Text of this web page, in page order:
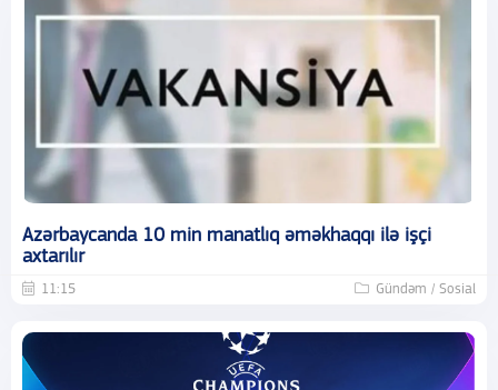
Azərbaycanda 10 min manatlıq əməkhaqqı ilə işçi
axtarılır
11:15 Gündəm / Sosial